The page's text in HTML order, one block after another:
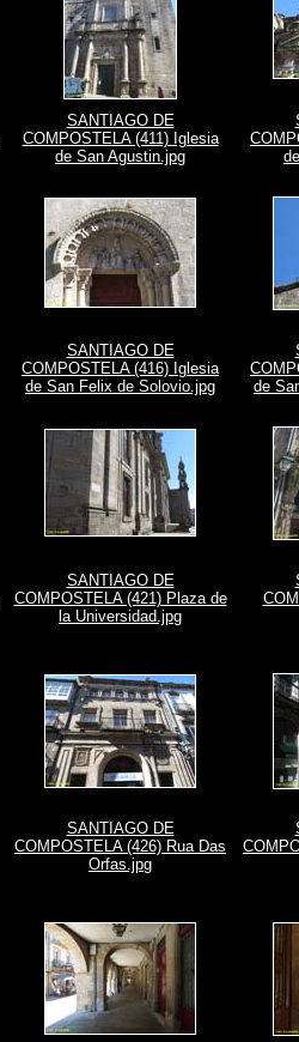
SANTIAGO DE
COMPOSTELA (411) Iglesia
de San Agustin.jpg
SANTIAGO DE
COMPOSTELA (416) Iglesia
de San Felix de Solovio.jpg
de
SANTIAGO DE
COMPOSTELA (421) Plaza de
la Universidad.jpg
SANTIAGO DE
COMPOSTELA (426) Rua Das
Orfas.jpg